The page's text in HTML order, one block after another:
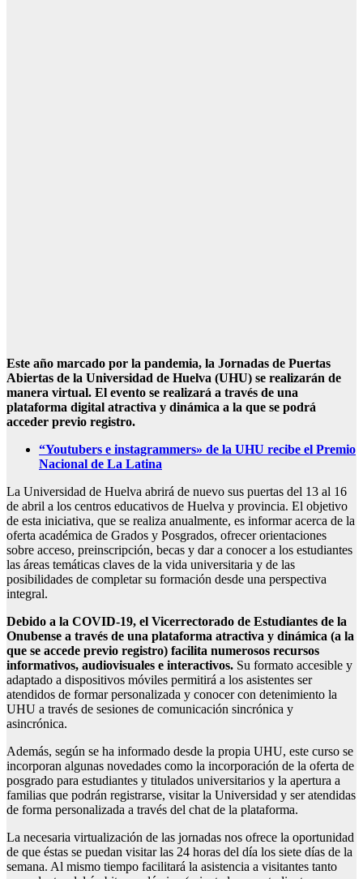
Este año marcado por la pandemia, la Jornadas de Puertas
Abiertas de la Universidad de Huelva (UHU) se realizarán de
manera virtual. El evento se realizará a través de una
plataforma digital atractiva y dinámica a la que se podrá
acceder previo registro.
“Youtubers e instagrammers» de la UHU recibe el Premio
Nacional de La Latina
La Universidad de Huelva abrirá de nuevo sus puertas del 13 al 16
de abril a los centros educativos de Huelva y provincia. El objetivo
de esta iniciativa, que se realiza anualmente, es informar acerca de la
oferta académica de Grados y Posgrados, ofrecer orientaciones
sobre acceso, preinscripción, becas y dar a conocer a los estudiantes
las áreas temáticas claves de la vida universitaria y de las
posibilidades de completar su formación desde una perspectiva
integral.
Debido a la COVID-19, el Vicerrectorado de Estudiantes de la
Onubense a través de una plataforma atractiva y dinámica (a la
que se accede previo registro) facilita numerosos recursos
informativos, audiovisuales e interactivos. Su formato accesible y
adaptado a dispositivos móviles permitirá a los asistentes ser
atendidos de formar personalizada y conocer con detenimiento la
UHU a través de sesiones de comunicación sincrónica y
asincrónica.
Además, según se ha informado desde la propia UHU, este curso se
incorporan algunas novedades como la incorporación de la oferta de
posgrado para estudiantes y titulados universitarios y la apertura a
familias que podrán registrarse, visitar la Universidad y ser atendidas
de forma personalizada a través del chat de la plataforma.
La necesaria virtualización de las jornadas nos ofrece la oportunidad
de que éstas se puedan visitar las 24 horas del día los siete días de la
semana. Al mismo tiempo facilitará la asistencia a visitantes tanto